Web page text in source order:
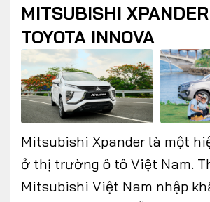
MITSUBISHI
TOYOTA INNOVA
Mitsubishi Xpander là một
ở thị trường ô tô Việt Nam.
Mitsubishi Việt Nam nhập